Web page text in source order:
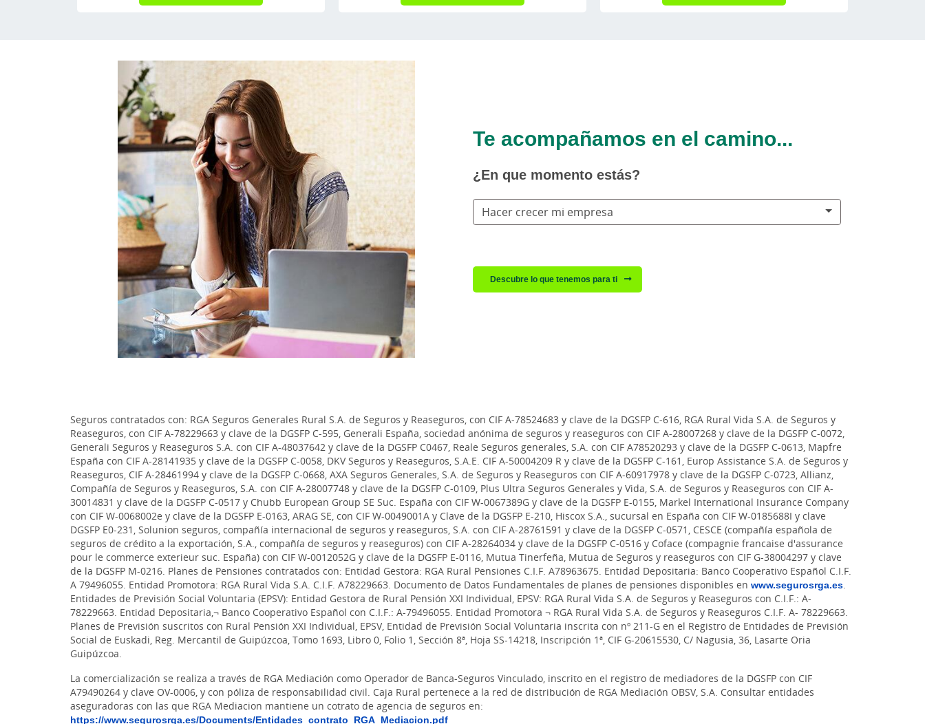
Te acompañamos en el camino...
¿En que momento estás?
Hacer crecer mi empresa
Descubre lo que tenemos para ti
Seguros contratados con: RGA Seguros Generales Rural S.A. de Seguros y Reaseguros, con CIF A-78524683 y clave de la DGSFP C-616, RGA Rural Vida S.A. de Seguros y
Reaseguros, con CIF A-78229663 y clave de la DGSFP C-595, Generali España, sociedad anónima de seguros y reaseguros con CIF A-28007268 y clave de la DGSFP C-0072,
Generali Seguros y Reaseguros S.A. con CIF A-48037642 y clave de la DGSFP C0467, Reale Seguros generales, S.A. con CIF A78520293 y clave de la DGSFP C-0613, Mapfre
España con CIF A-28141935 y clave de la DGSFP C-0058, DKV Seguros y Reaseguros, S.A.E. CIF A-50004209 R y clave de la DGSFP C-161, Europ Assistance S.A. de Seguros y
Reaseguros, CIF A-28461994 y clave de la DGSFP C-0668, AXA Seguros Generales, S.A. de Seguros y Reaseguros con CIF A-60917978 y clave de la DGSFP C-0723, Allianz,
Compañía de Seguros y Reaseguros, S.A. con CIF A-28007748 y clave de la DGSFP C-0109, Plus Ultra Seguros Generales y Vida, S.A. de Seguros y Reaseguros con CIF A-
30014831 y clave de la DGSFP C-0517 y Chubb European Group SE Suc. España con CIF W-0067389G y clave de la DGSFP E-0155, Markel International Insurance Company
con CIF W-0068002e y clave de la DGSFP E-0163, ARAG SE, con CIF W-0049001A y Clave de la DGSFP E-210, Hiscox S.A., sucursal en España con CIF W-0185688I y clave
DGSFP E0-231, Solunion seguros, compañía internacional de seguros y reaseguros, S.A. con CIF A-28761591 y clave de la DGSFP C-0571, CESCE (compañía española de
seguros de crédito a la exportación, S.A., compañía de seguros y reaseguros) con CIF A-28264034 y clave de la DGSFP C-0516 y Coface (compagnie francaise d'assurance
pour le commerce exterieur suc. España) con CIF W-0012052G y clave de la DGSFP E-0116, Mutua Tinerfeña, Mutua de Seguros y reaseguros con CIF G-38004297 y clave
de la DGSFP M-0216. Planes de Pensiones contratados con: Entidad Gestora: RGA Rural Pensiones C.I.F. A78963675. Entidad Depositaria: Banco Cooperativo Español C.I.F.
A 79496055. Entidad Promotora: RGA Rural Vida S.A. C.I.F. A78229663. Documento de Datos Fundamentales de planes de pensiones disponibles en www.segurosrga.es.
Entidades de Previsión Social Voluntaria (EPSV): Entidad Gestora de Rural Pensión XXI Individual, EPSV: RGA Rural Vida S.A. de Seguros y Reaseguros con C.I.F.: A-
78229663. Entidad Depositaria,¬ Banco Cooperativo Español con C.I.F.: A-79496055. Entidad Promotora ¬ RGA Rural Vida S.A. de Seguros y Reaseguros C.I.F. A- 78229663.
Planes de Previsión suscritos con Rural Pensión XXI Individual, EPSV, Entidad de Previsión Social Voluntaria inscrita con nº 211-G en el Registro de Entidades de Previsión
Social de Euskadi, Reg. Mercantil de Guipúzcoa, Tomo 1693, Libro 0, Folio 1, Sección 8ª, Hoja SS-14218, Inscripción 1ª, CIF G-20615530, C/ Nagusia, 36, Lasarte Oria
Guipúzcoa.
La comercialización se realiza a través de RGA Mediación como Operador de Banca-Seguros Vinculado, inscrito en el registro de mediadores de la DGSFP con CIF
A79490264 y clave OV-0006, y con póliza de responsabilidad civil. Caja Rural pertenece a la red de distribución de RGA Mediación OBSV, S.A. Consultar entidades
aseguradoras con las que RGA Mediacion mantiene un cotrato de agencia de seguros en:
https://www.segurosrga.es/Documents/Entidades_contrato_RGA_Mediacion.pdf